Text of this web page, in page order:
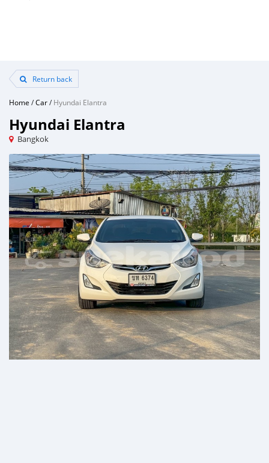
Return back
Home /Car/Hyundai Elantra
Hyundai Elantra
Bangkok